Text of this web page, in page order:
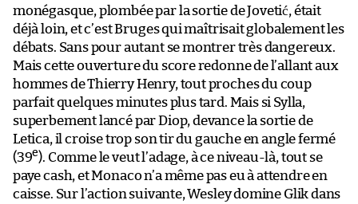
monégasque, plombée par la sortie de Jovetić, était
déjà loin, et c’est Bruges qui maîtrisait globalement les
débats. Sans pour autant se montrer très dangereux.
Mais cette ouverture du score redonne de l’allant aux
hommes de Thierry Henry, tout proches du coup
parfait quelques minutes plus tard. Mais si Sylla,
superbement lancé par Diop, devance la sortie de
Letica, il croise trop son tir du gauche en angle fermé
(39e). Comme le veut l’adage, à ce niveau-là, tout se
paye cash, et Monaco n’a même pas eu à attendre en
caisse. Sur l’action suivante, Wesley domine Glik dans